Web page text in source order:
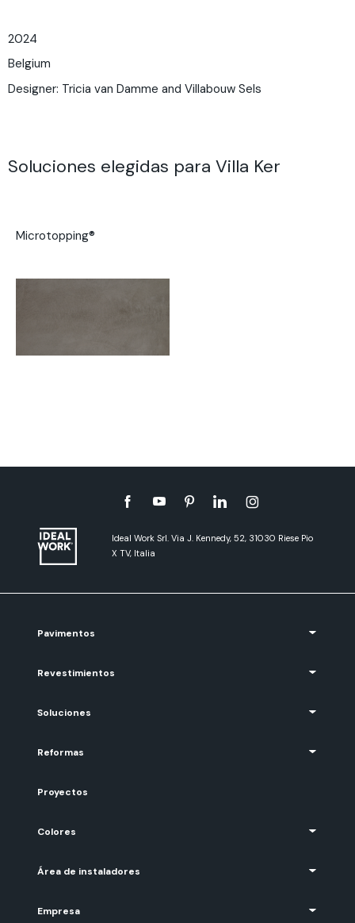
2024
Belgium
Designer: Tricia van Damme and Villabouw Sels
Soluciones elegidas para Villa Ker
Microtopping®
Ideal Work Srl. Via J. Kennedy, 52, 31030 Riese Pio
X TV, Italia
Pavimentos
Revestimientos
Soluciones
Reformas
Proyectos
Colores
Área de instaladores
Empresa